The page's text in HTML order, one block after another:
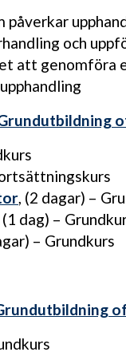
påverkar
och
att genomföra
, (2 dagar) –
, (1 dag) –
– Grundkurs